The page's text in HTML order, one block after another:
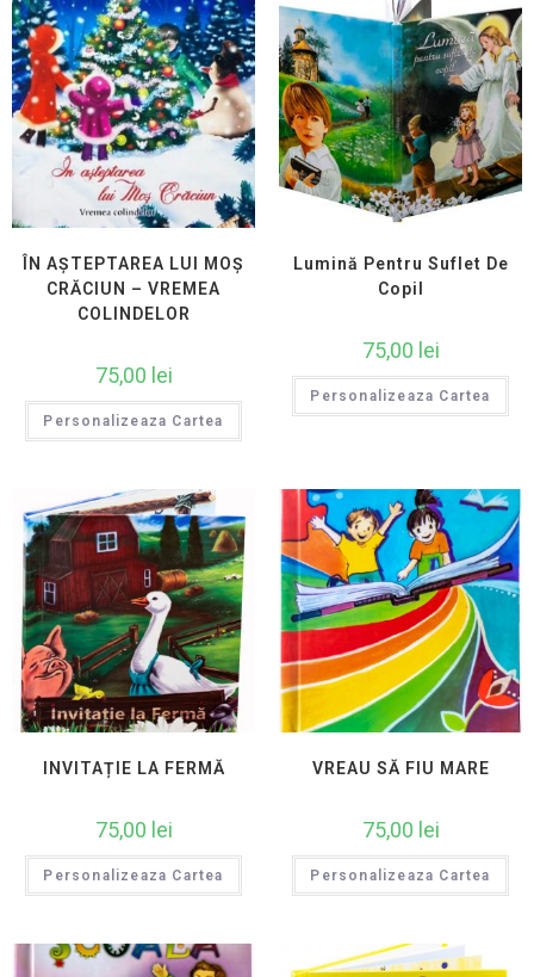
ÎN AȘTEPTAREA LUI MOȘ
CRĂCIUN – VREMEA
COLINDELOR
75,00 lei
Personalizeaza Cartea
Lumină Pentru Suflet De
Copil
75,00 lei
Personalizeaza Cartea
INVITAȚIE LA FERMĂ
75,00 lei
Personalizeaza Cartea
VREAU SĂ FIU MARE
75,00 lei
Personalizeaza Cartea